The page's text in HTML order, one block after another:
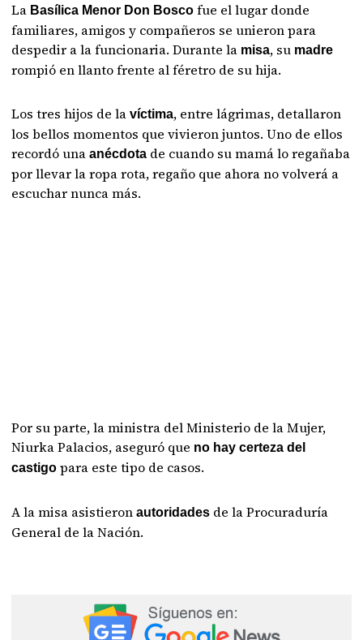
La Basílica Menor Don Bosco fue el lugar donde
familiares, amigos y compañeros se unieron para
despedir a la funcionaria. Durante la misa, su madre
rompió en llanto frente al féretro de su hija.
Los tres hijos de lavíctima, entre lágrimas, detallaron
los bellos momentos que vivieron juntos. Uno de ellos
recordó unaanécdota de cuando su mamá lo regañaba
por llevar la ropa rota, regaño que ahora no volverá a
escuchar nunca más.
Por su parte, la ministra del Ministerio de la Mujer,
Niurka Palacios, aseguró que no hay certeza del
castigopara este tipo de casos.
A la misa asistieron autoridades de la Procuraduría
General de la Nación.